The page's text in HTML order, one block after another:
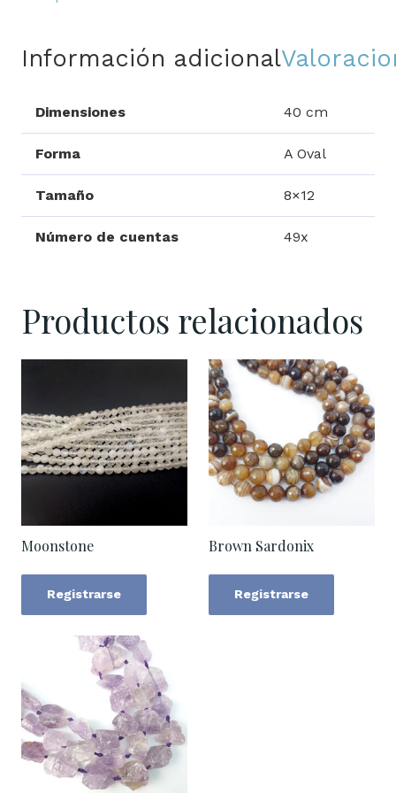
Información adicional
Dimensiones 40 cm
Forma A Oval
Tamaño 8×12
Número de cuentas 49x
Productos relacionados
Moonstone
Registrarse
Brown Sardonix
Registrarse